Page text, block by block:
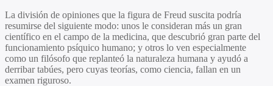
La división de opiniones que la figura de Freud suscita podría
resumirse del siguiente modo: unos le consideran más un gran
científico en el campo de la medicina, que descubrió gran parte del
funcionamiento psíquico humano; y otros lo ven especialmente
como un filósofo que replanteó la naturaleza humana y ayudó a
derribar tabúes, pero cuyas teorías, como ciencia, fallan en un
examen riguroso.